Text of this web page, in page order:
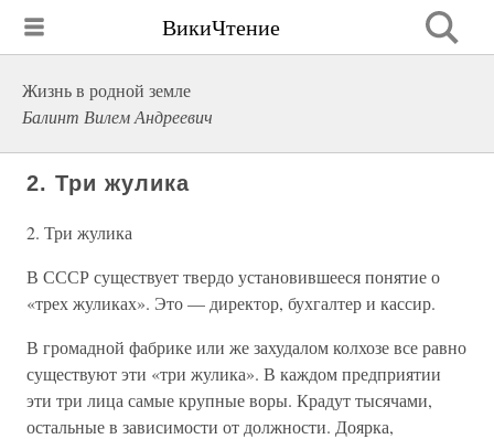
ВикиЧтение
Жизнь в родной земле
Балинт Вилем Андреевич
2. Три жулика
2. Три жулика
В СССР существует твердо установившееся понятие о
«трех жуликах». Это — директор, бухгалтер и кассир.
В громадной фабрике или же захудалом колхозе все равно
существуют эти «три жулика». В каждом предприятии
эти три лица самые крупные воры. Крадут тысячами,
остальные в зависимости от должности. Доярка,